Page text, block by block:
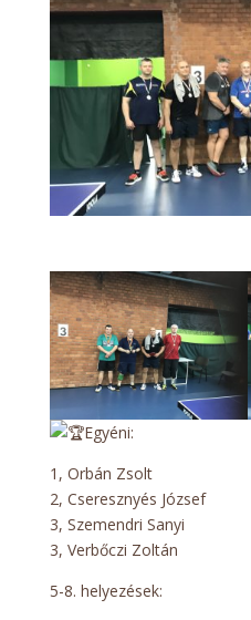
Egyéni:
1, Orbán Zsolt
2, Cseresznyés József
3, Szemendri Sanyi
3, Verbőczi Zoltán
5-8. helyezések: